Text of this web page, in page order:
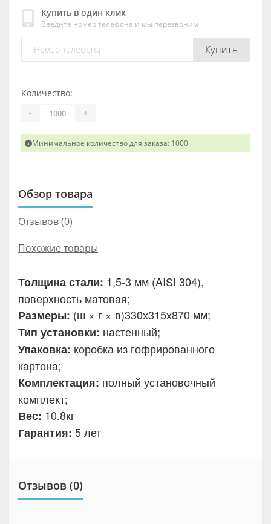
Купить в один клик
Введите номер телефона и мы перезвоним
Купить
Количество:
- +
Минимальное количество для заказа: 1000
Обзор товара
Отзывов (0)
Похожие товары
Толщина стали: 1,5-3 мм (AISI 304),
поверхность матовая;
Размеры: (ш × г × в)330х315х870 мм;
Тип установки: настенный;
Упаковка: коробка из гофрированного
картона;
Комплектация: полный установочный
комплект;
Вес: 10.8кг
Гарантия: 5 лет
Отзывов (0)